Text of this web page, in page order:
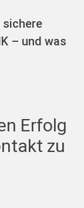
sichere
– und was
Erfolg
zu